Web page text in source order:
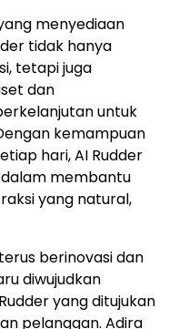
menyediaan
tidak hanya
tetapi juga
dan
untuk
kemampuan
hari, AI Rudder
membantu
yang natural,
berinovasi dan
diwujudkan
yang ditujukan
pelanggan. Adira